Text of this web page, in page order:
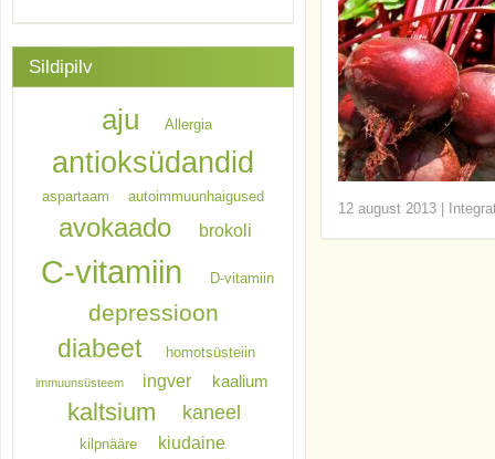
12 august 2013
Sildipilv
aju Allergia
antioksüdandid
aspartaam autoimmuunhaigused
avokaado brokoli
C-vitamiin D-vitamiin
depressioon
diabeet homotsüsteiin
immuunsüsteem ingver kaalium
kaltsium kaneel
kilpnääre kiudaine